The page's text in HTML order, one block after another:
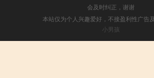
会及时纠正，谢谢
本站仅为个人兴趣爱好，不接盈利性广告
小男孩